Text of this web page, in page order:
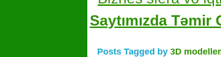
Saytımızda Təmir
Posts Tagged by 3D